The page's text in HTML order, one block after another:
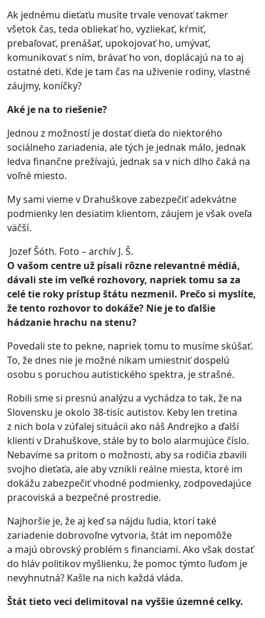
Ak jednému dieťaťu musíte trvale venovať takmer
všetok čas, teda obliekať ho, vyzliekať, kŕmiť,
prebaľovať, prenášať, upokojovať ho, umývať,
komunikovať s ním, brávať ho von, doplácajú na to aj
ostatné deti. Kde je tam čas na uživenie rodiny, vlastné
záujmy, koníčky?
Aké je na to riešenie?
Jednou z možností je dostať dieťa do niektorého
sociálneho zariadenia, ale tých je jednak málo, jednak
ledva finančne prežívajú, jednak sa v nich dlho čaká na
voľné miesto.
My sami vieme v Drahuškove zabezpečiť adekvátne
podmienky len desiatim klientom, záujem je však oveľa
väčší.
Jozef Šóth. Foto – archív J. Š.
O vašom centre už písali rôzne relevantné médiá,
dávali ste im veľké rozhovory, napriek tomu sa za
celé tie roky prístup štátu nezmenil. Prečo si myslíte,
že tento rozhovor to dokáže? Nie je to ďalšie
hádzanie hrachu na stenu?
Povedali ste to pekne, napriek tomu to musíme skúšať.
To, že dnes nie je možné nikam umiestniť dospelú
osobu s poruchou autistického spektra, je strašné.
Robili sme si presnú analýzu a vychádza to tak, že na
Slovensku je okolo 38-tisíc autistov. Keby len tretina
z nich bola v zúfalej situácii ako náš Andrejko a ďalší
klienti v Drahuškove, stále by to bolo alarmujúce číslo.
Nebavíme sa pritom o možnosti, aby sa rodičia zbavili
svojho dieťaťa, ale abyvznikli reálne miesta, ktoré im
dokážu zabezpečiť vhodné podmienky, zodpovedajúce
pracoviská a bezpečné prostredie.
Najhoršie je, že aj keď sa nájdu ľudia, ktorí také
zariadenie dobrovoľne vytvoria, štát im nepomôže
a majú obrovský problém s financiami. Ako však dostať
do hláv politikov myšlienku, že pomoc týmto ľuďom je
nevyhnutná? Kašle na nich každá vláda.
Štát tieto veci delimitoval na vyššie územné celky.